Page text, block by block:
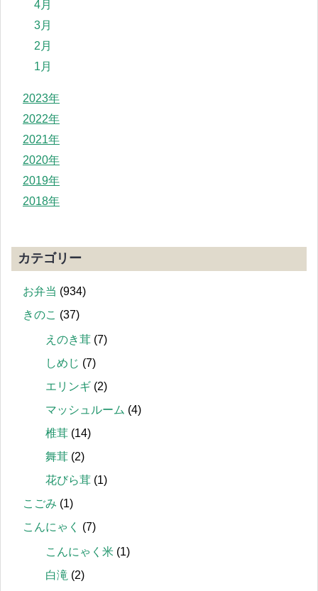
4月
3月
2月
1月
2023年
2022年
2021年
2020年
2019年
2018年
カテゴリー
お弁当 (934)
きのこ (37)
えのき茸 (7)
しめじ (7)
エリンギ (2)
マッシュルーム (4)
椎茸 (14)
舞茸 (2)
花びら茸 (1)
こごみ (1)
こんにゃく
(7)
こんにゃく米 (1)
白滝 (2)